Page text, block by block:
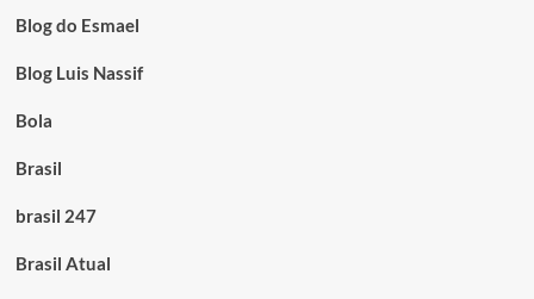
Blog do Esmael
Blog Luis Nassif
Bola
Brasil
brasil 247
Brasil Atual